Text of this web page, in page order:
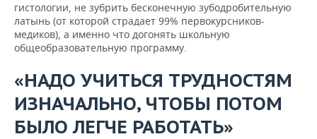
гистологии, не зубрить бесконечную зубодробительную
латынь (от которой страдает 99% первокурсников-
медиков), а именно что догонять школьную
общеобразовательную программу.
«НАДО УЧИТЬСЯ ТРУДНОСТЯМ
ИЗНАЧАЛЬНО, ЧТОБЫ ПОТОМ
БЫЛО ЛЕГЧЕ РАБОТАТЬ»